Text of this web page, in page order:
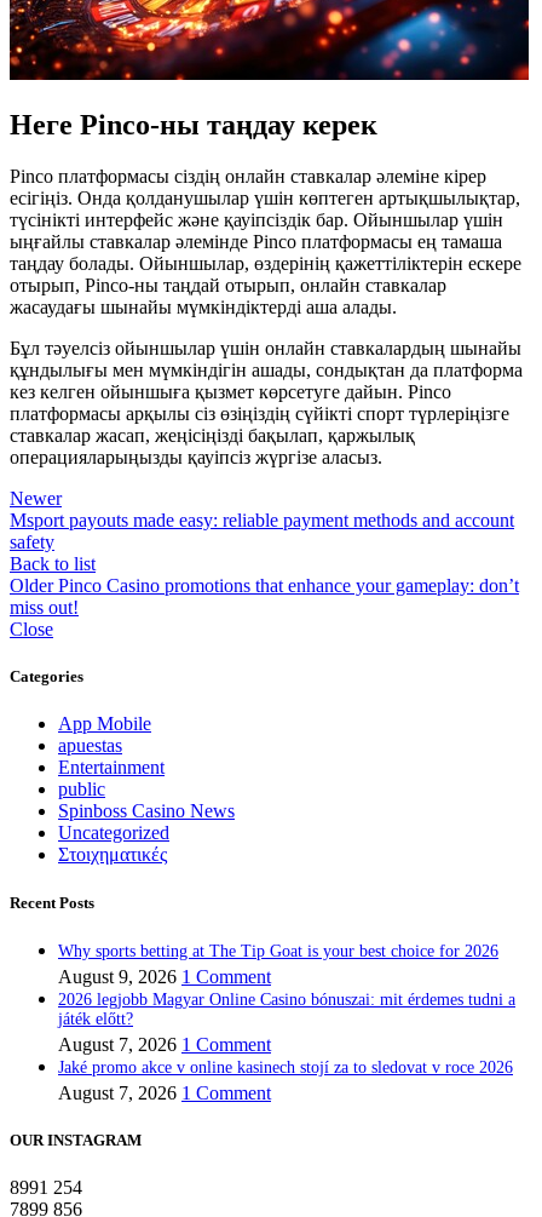
Неге Pinco-ны таңдау керек
Pinco платформасы сіздің онлайн ставкалар әлеміне кірер
есігіңіз. Онда қолданушылар үшін көптеген артықшылықтар,
түсінікті интерфейс және қауіпсіздік бар. Ойыншылар үшін
ыңғайлы ставкалар әлемінде Pinco платформасы ең тамаша
таңдау болады. Ойыншылар, өздерінің қажеттіліктерін ескере
отырып, Pinco-ны таңдай отырып, онлайн ставкалар
жасаудағы шынайы мүмкіндіктерді аша алады.
Бұл тәуелсіз ойыншылар үшін онлайн ставкалардың шынайы
құндылығы мен мүмкіндігін ашады, сондықтан да платформа
кез келген ойыншыға қызмет көрсетуге дайын. Pinco
платформасы арқылы сіз өзіңіздің сүйікті спорт түрлеріңізге
ставкалар жасап, жеңісіңізді бақылап, қаржылық
операцияларыңызды қауіпсіз жүргізе аласыз.
Newer
Msport payouts made easy: reliable payment methods and account
safety
Back to list
Older Pinco Casino promotions that enhance your gameplay: don’t
miss out!
Close
Categories
App Mobile
apuestas
Entertainment
public
Spinboss Casino News
Uncategorized
Στοιχηματικές
Recent Posts
Why sports betting at The Tip Goat is your best choice for 2026
August 9, 2026 1 Comment
2026 legjobb Magyar Online Casino bónuszai: mit érdemes tudni a
játék előtt?
August 7, 2026 1 Comment
Jaké promo akce v online kasinech stojí za to sledovat v roce 2026
August 7, 2026 1 Comment
OUR INSTAGRAM
8991 254
7899 856